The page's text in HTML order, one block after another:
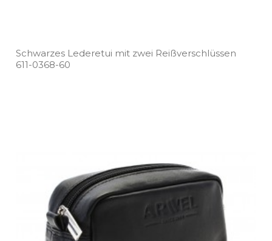
Schwarzes Lederetui mit zwei Reißverschlüssen
611­-0368­-60